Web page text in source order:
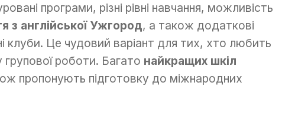
програми, різні рівні навчання, можливість
з англійської Ужгород, а також додаткові
клуби. Це чудовий варіант для тих, хто любить
групової роботи. Багато найкращих шкіл
пропонують підготовку до міжнародних